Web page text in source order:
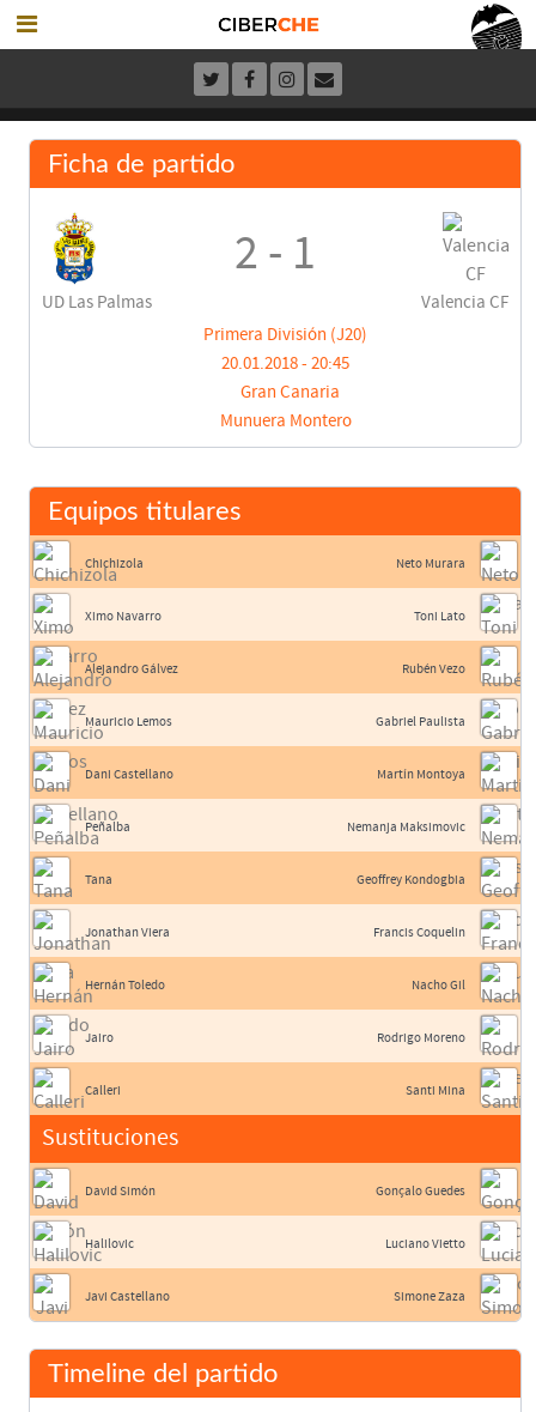
Ficha de partido
UD Las Palmas
2 - 1
Valencia CF
Primera División (J20)
20.01.2018 - 20:45
Gran Canaria
Munuera Montero
Equipos titulares
Chichizola
Ximo Navarro
Alejandro Gálvez
Mauricio Lemos
Dani Castellano
Peñalba
Tana
Jonathan Viera
Hernán Toledo
Jairo
Calleri
Sustituciones
David Simón
Halilovic
Javi Castellano
Neto Murara
Toni Lato
Rubén Vezo
Gabriel Paulista
Martín Montoya
Nemanja Maksimovic
Geoffrey Kondogbia
Francis Coquelin
Nacho Gil
Rodrigo Moreno
Santi Mina
Gonçalo Guedes
Luciano Vietto
Simone Zaza
Timeline del partido